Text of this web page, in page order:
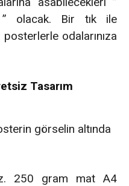
” olacak. Bir tık ile
odalarınıza
Tasarım
görselin altında
250 gram mat A4